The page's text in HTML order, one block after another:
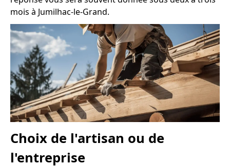
mois à Jumilhac-le-Grand.
Choix de l'artisan ou de
l'entreprise